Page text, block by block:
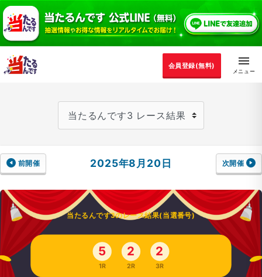
会員登録(無料)
前開催 2025年8月20日 次開催
当たるんです3のレース結果(当選番号)
5
1R
2
2R
2
3R